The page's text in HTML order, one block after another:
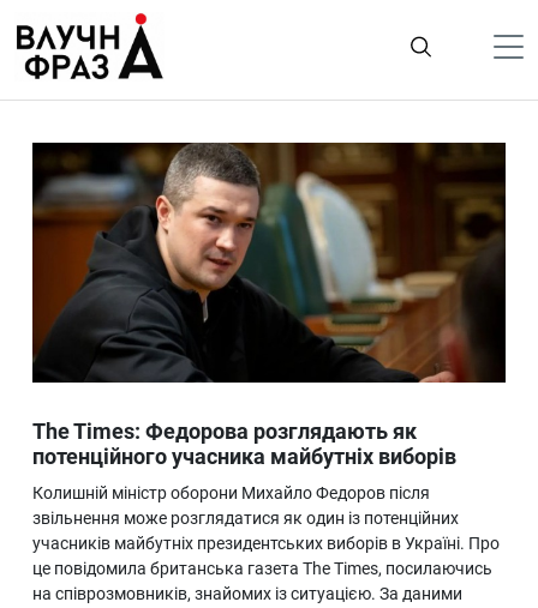
содержимому
Гроші
Життя
Лайфстайл
ТехноНаука
Людина
Ukraine
Про нас
The Times: Федорова розглядають як
потенційного учасника майбутніх виборів
Колишній міністр оборони Михайло Федоров після
звільнення може розглядатися як один із потенційних
учасників майбутніх президентських виборів в Україні. Про
це повідомила британська газета The Times, посилаючись
на співрозмовників, знайомих із ситуацією. За даними